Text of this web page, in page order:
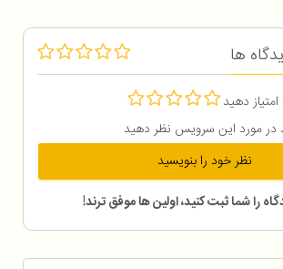
ها
دهید
در مورد این سرویس نظر دهید
نظر خود را بنویسید
را شما ثبت کنید، اولین ها موفق ترند!